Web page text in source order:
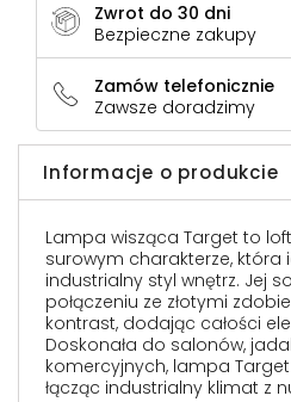
Zwrot do 30 dni
Bezpieczne zakupy
Zamów telefonicznie
Zawsze doradzimy
Informacje o produkcie
Lampa wisząca Target to
surowym charakterze, która
industrialny styl wnętrz. Jej
połączeniu ze złotymi
kontrast, dodając całości
Doskonała do salonów,
komercyjnych, lampa
łącząc industrialny klimat z